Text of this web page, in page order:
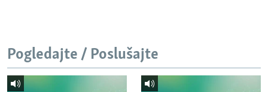
SVE KARTE DEJTONA
NASTANAK I RASPAD JUGOSLAVIJE
Pogledajte / Poslušajte